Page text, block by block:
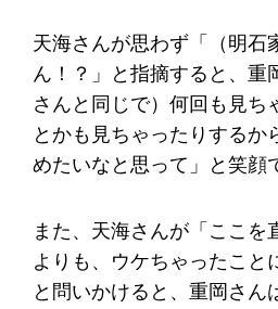
天海さんが思わず「（明石
ん！？」と指摘すると、重
さんと同じで）何回も見ち
とかも見ちゃったりするか
めたいなと思って」と笑顔
また、天海さんが「ここを
よりも、ウケちゃったこと
と問いかけると、重岡さん